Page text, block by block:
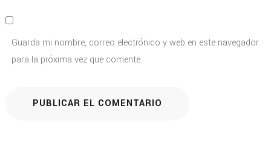
Guarda mi nombre, correo electrónico y web en este navegador
para la próxima vez que comente.